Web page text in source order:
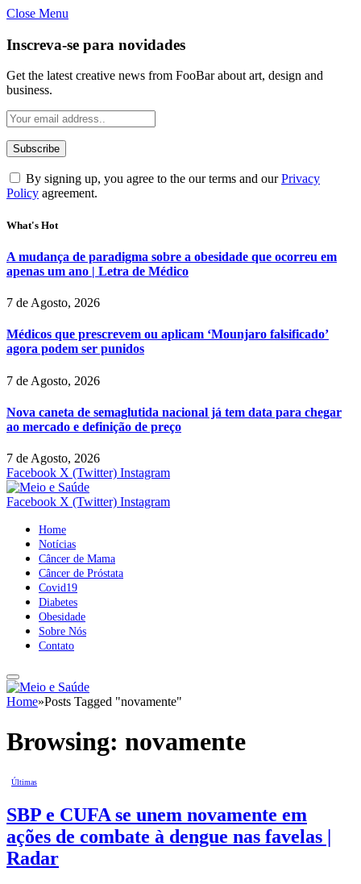
Close Menu
Inscreva-se para novidades
Get the latest creative news from FooBar about art, design and
business.
By signing up, you agree to the our terms and ourPrivacy
Policy agreement.
What's Hot
A mudança de paradigma sobre a obesidade que ocorreu em
apenas um ano | Letra de Médico
7 de Agosto, 2026
Médicos que prescrevem ou aplicam ‘Mounjaro falsificado’
agora podem ser punidos
7 de Agosto, 2026
Nova caneta de semaglutida nacional já tem data para chegar
ao mercado e definição de preço
7 de Agosto, 2026
Facebook X (Twitter) Instagram
Facebook X (Twitter) Instagram
Home
Notícias
Câncer de Mama
Câncer de Próstata
Covid19
Diabetes
Obesidade
Sobre Nós
Contato
Home»Posts Tagged "novamente"
Browsing: novamente
Últimas
SBP e CUFA se unem novamente em
ações de combate à dengue nas favelas |
Radar